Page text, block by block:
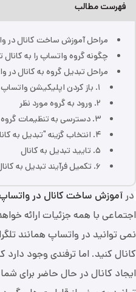
فهرست مطالب
مراحل آموزش ساخت کانال در
چگونه گروه واتساپ را به کانال
مراحل تبدیل گروه به کانال در
۱. باز کردن اپلیکیشن واتساپ
۲. ورود به گروه مورد نظر
۳. دسترسی به تنظیمات گروه
۴. انتخاب گزینه "تبدیل به کانال"
۵. تایید تبدیل به کانال
۶. تکمیل فرآیند تبدیل به کانال
در آموزش ساخت کانال در
اجتماعی با همه جزئیات ارائه
نمی توانید در واتساپ همانند
کانال کنید. اما ترفندی وجود دارد
ایجاد کانال در حال حاضر برای